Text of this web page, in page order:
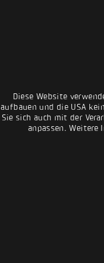
Diese Website
aufbauen und die USA
Sie sich auch mit der
anpassen.